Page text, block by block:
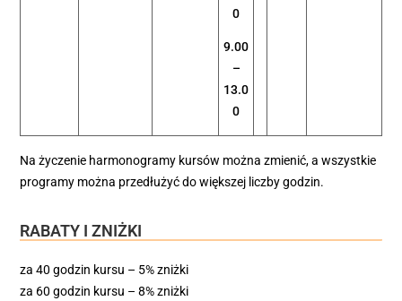
0
9.00
–
13.0
0
Na życzenie harmonogramy kursów można zmienić, a wszystkie
programy można przedłużyć do większej liczby godzin.
RABATY I ZNIŻKI
za 40 godzin kursu – 5% zniżki
za 60 godzin kursu – 8% zniżki